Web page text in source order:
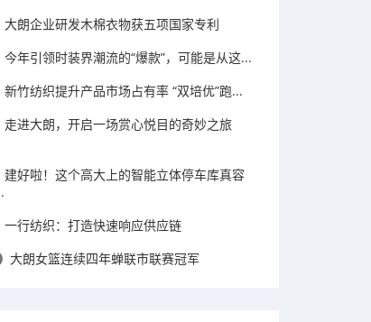
大朗企业研发木棉衣物获五项国家专利
今年引领时装界潮流的“爆款”，可能是从这...
新竹纺织提升产品市场占有率 “双培优”跑...
走进大朗，开启一场赏心悦目的奇妙之旅
建好啦！这个高大上的智能立体停车库真容
一行纺织：打造快速响应供应链
大朗女篮连续四年蝉联市联赛冠军